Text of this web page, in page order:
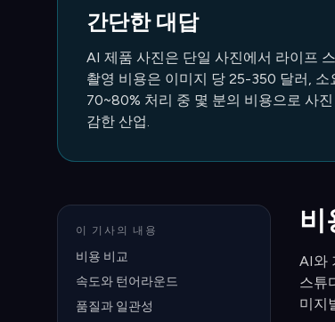
간단한 대답
AI 제품 사진은 단일 사진에서 라이프
촬영 비용은 이미지 당 25-350 달러,
70~80% 처리 중 몇 분의 비용으로 사
감한 산업.
이 기사의 내용
비용 비교
속도와 턴어라운드
품질과 일관성
비
AI와
스튜
미지